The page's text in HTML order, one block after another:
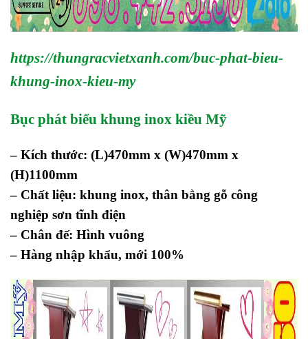
https://thungracvietxanh.com/buc-phat-bieu-
khung-inox-kieu-my
Bục phát biểu khung inox kiều Mỹ
– Kích thước: (L)470mm x (W)470mm x
(H)1100mm
– Chất liệu: khung inox, thân bằng gỗ công
nghiệp sơn tĩnh điện
– Chân đế: Hình vuông
– Hàng nhập khẩu, mới 100%